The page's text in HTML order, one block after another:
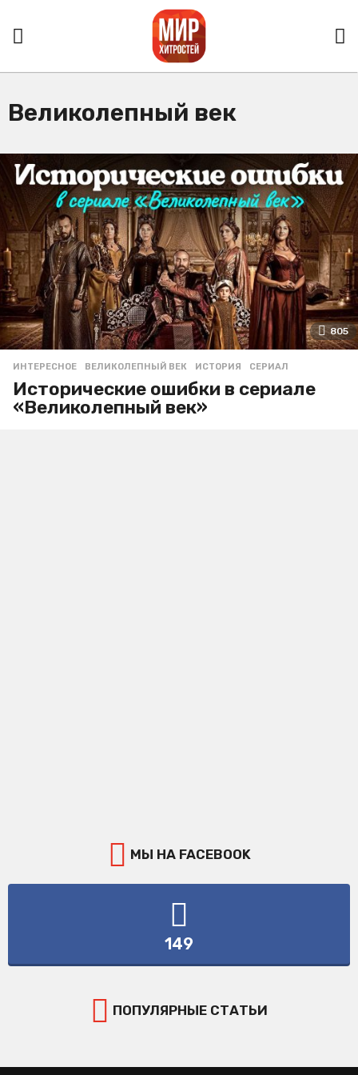
Великолепный век
805
ИНТЕРЕСНОЕ ВЕЛИКОЛЕПНЫЙ ВЕК ,ИСТОРИЯ ,СЕРИАЛ
Исторические ошибки в сериале
«Великолепный век»
МЫ НА FACEBOOK
149
ПОПУЛЯРНЫЕ СТАТЬИ